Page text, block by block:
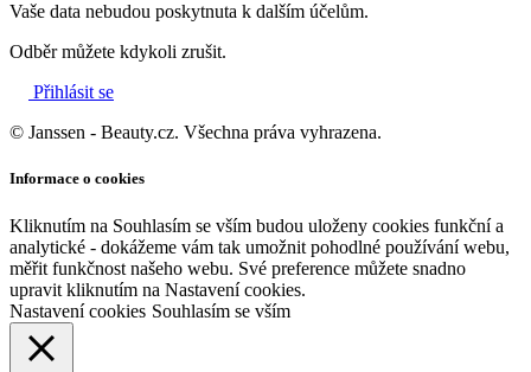
Vaše data nebudou poskytnuta k dalším účelům.
Odběr můžete kdykoli zrušit.
Přihlásit se
© Janssen - Beauty.cz. Všechna práva vyhrazena.
Informace o cookies
Kliknutím na Souhlasím se vším budou uloženy cookies funkční a
analytické - dokážeme vám tak umožnit pohodlné používání webu,
měřit funkčnost našeho webu. Své preference můžete snadno
upravit kliknutím na Nastavení cookies.
Nastavení cookies Souhlasím se vším